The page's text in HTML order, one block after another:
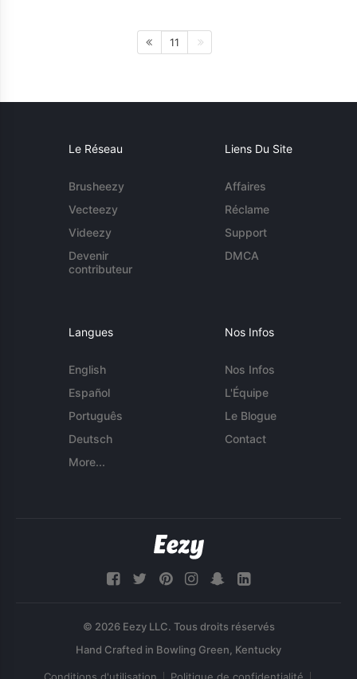
11
Le Réseau
Brusheezy
Vecteezy
Videezy
Devenir
contributeur
Liens Du Site
Affaires
Réclame
Support
DMCA
Langues
English
Español
Português
Deutsch
More...
Nos Infos
Nos Infos
L'Équipe
Le Blogue
Contact
© 2026 Eezy LLC. Tous droits réservés